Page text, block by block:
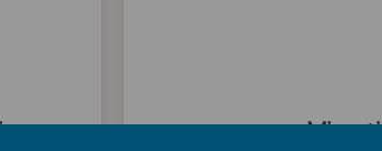
Miranti